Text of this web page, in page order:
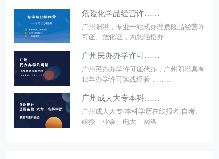
危险化学品经营许……
广州阳溢，专业一站式办理危险品经营许
可证、危化证，为您轻松办……
广州民办办学许可……
广州民办办学许可证代办，广州阳溢具有
18年办学许可实战经验，……
广州成人大专本科……
广州成人大专/本科学历在线报名,自考、
函授、业余、电大、网络……